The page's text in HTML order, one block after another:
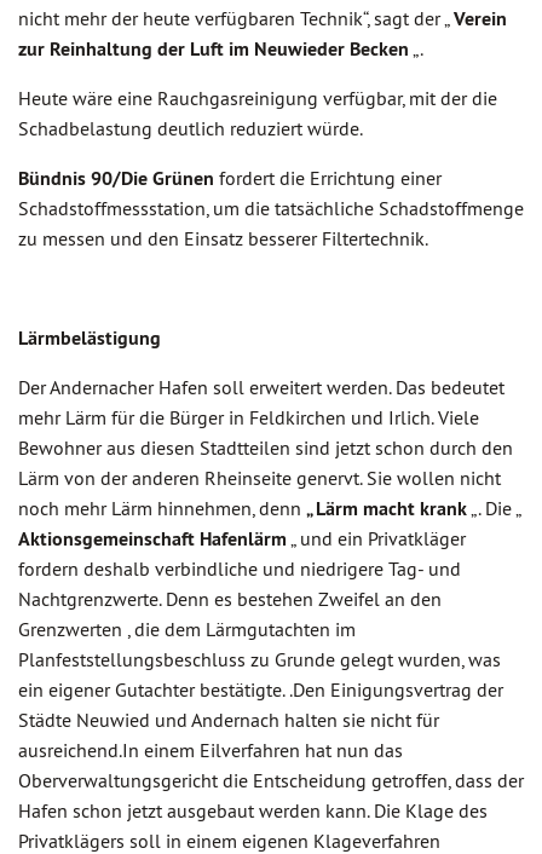
nicht mehr der heute verfügbaren Technik“, sagt der „Verein
zur Reinhaltung der Luft im Neuwieder Becken „.
Heute wäre eine Rauchgasreinigung verfügbar, mit der die
Schadbelastung deutlich reduziert würde.
Bündnis 90/Die Grünen fordert die Errichtung einer
Schadstoffmessstation, um die tatsächliche Schadstoffmenge
zu messen und den Einsatz besserer Filtertechnik.
Lärmbelästigung
Der Andernacher Hafen soll erweitert werden. Das bedeutet
mehr Lärm für die Bürger in Feldkirchen und Irlich. Viele
Bewohner aus diesen Stadtteilen sind jetzt schon durch den
Lärm von der anderen Rheinseite genervt. Sie wollen nicht
noch mehr Lärm hinnehmen, denn „ Lärm macht krank„. Die „
Aktionsgemeinschaft Hafenlärm „ und ein Privatkläger
fordern deshalb verbindliche und niedrigere Tag- und
Nachtgrenzwerte. Denn es bestehen Zweifel an den
Grenzwerten , die dem Lärmgutachten im
Planfeststellungsbeschluss zu Grunde gelegt wurden, was
ein eigener Gutachter bestätigte. .Den Einigungsvertrag der
Städte Neuwied und Andernach halten sie nicht für
ausreichend.In einem Eilverfahren hat nun das
Oberverwaltungsgericht die Entscheidung getroffen, dass der
Hafen schon jetzt ausgebaut werden kann. Die Klage des
Privatklägers soll in einem eigenen Klageverfahren